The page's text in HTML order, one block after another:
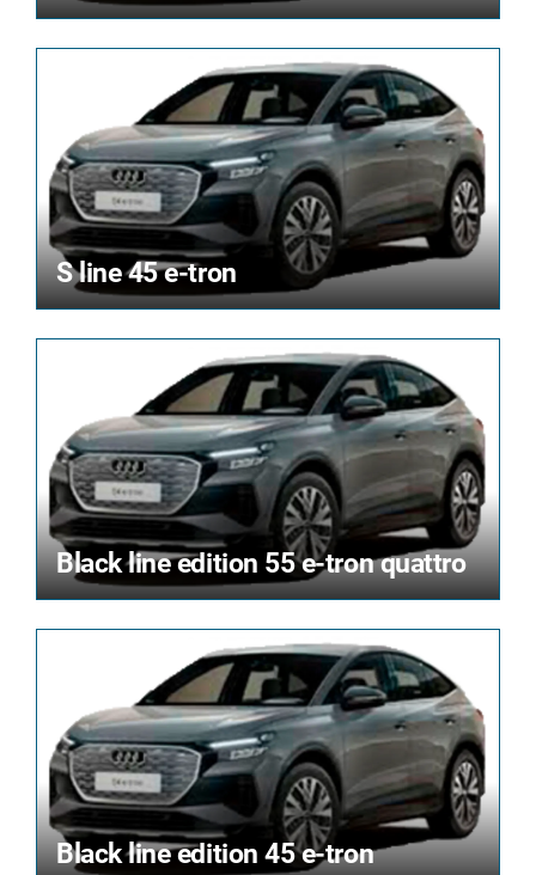
S line 45 e-tron
Black line edition 55 e-tron quattro
Black line edition 45 e-tron